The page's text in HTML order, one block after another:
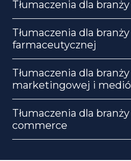
Tłumaczenia dla
Tłumaczenia dla branży
farmaceutycznej
Tłumaczenia dla branży
marketingowej i
Tłumaczenia dla
commerce